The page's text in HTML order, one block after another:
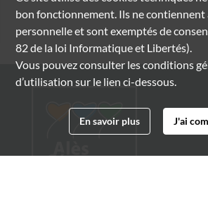
bon fonctionnement. Ils ne contiennent
personnelle et sont exemptés de
82 de la loi Informatique et Libertés).
Vous pouvez consulter les conditions
d’utilisation sur le lien ci-dessous.
En savoir plus J'ai